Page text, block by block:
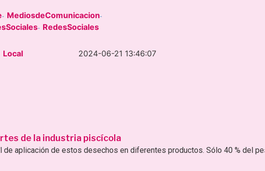
- MediosdeComunicacion-
- RedesSociales
Local 2024-06-21 13:46:07
de la industria piscícola
aplicación de estos desechos en diferentes productos. Sólo 40 % del